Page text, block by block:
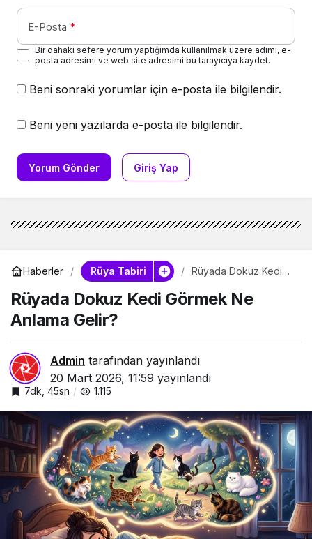
E-Posta *
Bir dahaki sefere yorum yaptığımda kullanılmak üzere adımı, e-
posta adresimi ve web site adresimi bu tarayıcıya kaydet.
Beni sonraki yorumlar için e-posta ile bilgilendir.
Beni yeni yazılarda e-posta ile bilgilendir.
Yorum Gönder Giriş Yap
Haberler Rüya Tabiri
Rüyada Dokuz Kedi
Gelir?
Rüyada Dokuz Kedi Görmek Ne
Anlama Gelir?
Admin tarafından yayınlandı
20 Mart 2026, 11:59 yayınlandı
7dk, 45sn 1.115